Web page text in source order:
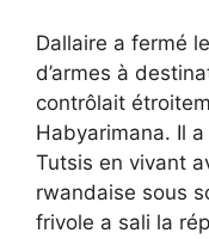
Dallaire a fermé
d’armes à
contrôlait
Habyarimana. Il
Tutsis en vivant
rwandaise sous
frivole a sali la